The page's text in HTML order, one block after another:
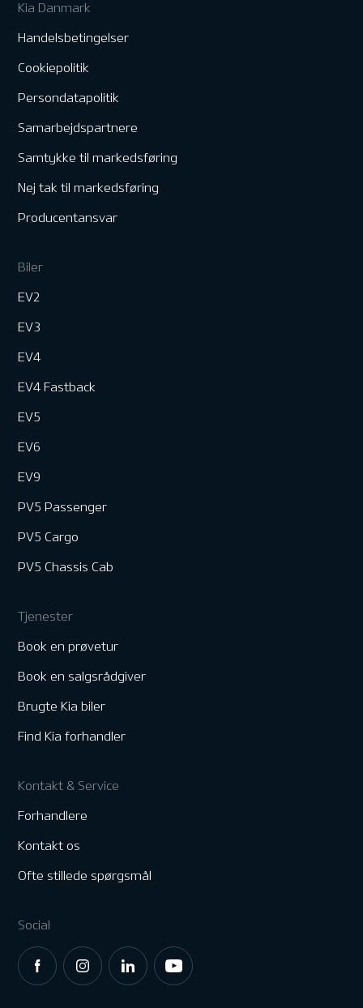
Kia Danmark
Handelsbetingelser
Cookiepolitik
Persondatapolitik
Samarbejdspartnere
Samtykke til markedsføring
Nej tak til markedsføring
Producentansvar
Biler
EV2
EV3
EV4
EV4 Fastback
EV5
EV6
EV9
PV5 Passenger
PV5 Cargo
PV5 Chassis Cab
Tjenester
Book en prøvetur
Book en salgsrådgiver
Brugte Kia biler
Find Kia forhandler
Kontakt & Service
Forhandlere
Kontakt os
Ofte stillede spørgsmål
Social